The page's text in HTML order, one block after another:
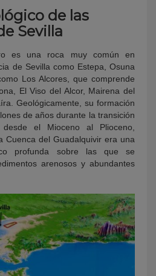
de las
Sevilla
es una roca muy común en
de Sevilla como Estepa, Osuna
Los Alcores, que comprende
El Viso del Alcor, Mairena del
Geológicamente, su formación
de años durante la transición
el Mioceno al Plioceno,
Cuenca del Guadalquivir era una
profunda sobre las que se
arenosos y abundantes